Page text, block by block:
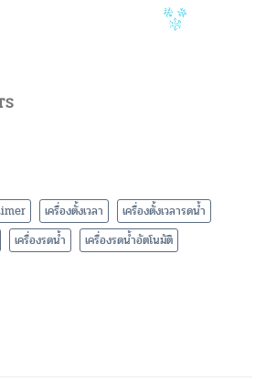
เครื่องตั้งเวลา
เครื่องตั้งเวลารดน้ำ
เครื่องรดน้ำ เครื่องรดน้ำอัตโนมัติ